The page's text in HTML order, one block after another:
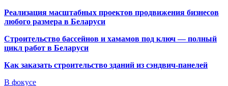
Реализация масштабных проектов продвижения бизнесов
любого размера в Беларуси
Строительство бассейнов и хамамов под ключ — полный
цикл работ в Беларуси
Как заказать строительство зданий из сэндвич-панелей
В фокусе